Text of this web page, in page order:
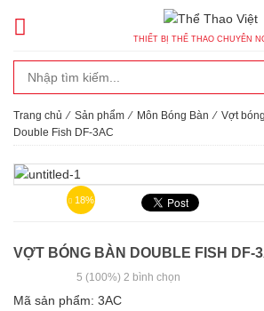
THIẾT BỊ THỂ THAO CHUYÊN
Trang chủ ⁄ Sản phẩm ⁄ Môn Bóng Bàn ⁄ Vợt
Double Fish DF-3AC
18%
VỢT BÓNG BÀN DOUBLE FISH DF-
5 (100%) 2 bình chọn
Mã sản phẩm: 3AC